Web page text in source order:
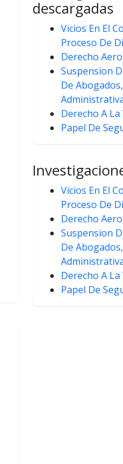
descargadas
Vicios En El
Proceso De
Derecho
Suspension
De
Derecho A La
Papel De
Vicios En El
Proceso De
Derecho
Suspension
De
Derecho A La
Papel De